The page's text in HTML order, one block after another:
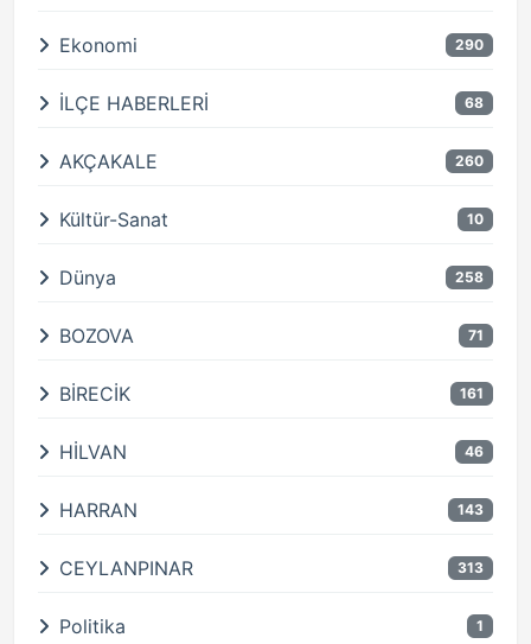
Ekonomi 290
İLÇE HABERLERİ 68
AKÇAKALE 260
Kültür-Sanat 10
Dünya 258
BOZOVA 71
BİRECİK 161
HİLVAN 46
HARRAN 143
CEYLANPINAR 313
Politika 1